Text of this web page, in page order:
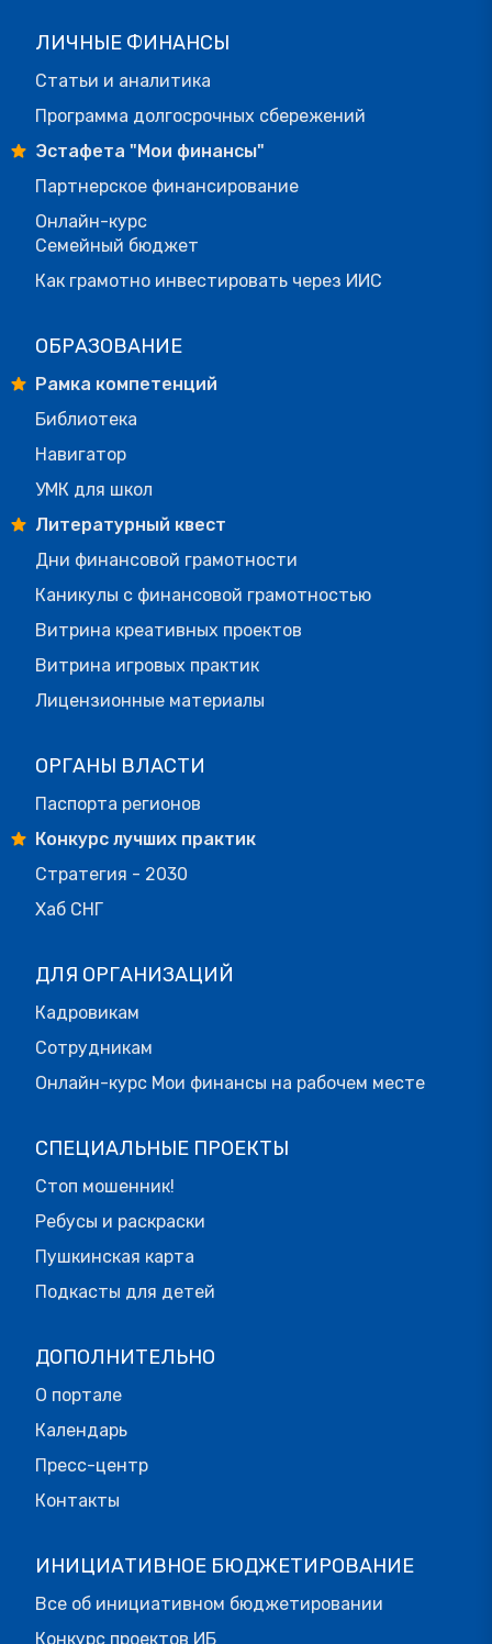
ЛИЧНЫЕ ФИНАНСЫ
Статьи и аналитика
Программа долгосрочных сбережений
Эстафета "Мои финансы"
Партнерское финансирование
Онлайн-курс
Семейный бюджет
Как грамотно инвестировать через ИИС
ОБРАЗОВАНИЕ
Рамка компетенций
Библиотека
Навигатор
УМК для школ
Литературный квест
Дни финансовой грамотности
Каникулы с финансовой грамотностью
Витрина креативных проектов
Витрина игровых практик
Лицензионные материалы
ОРГАНЫ ВЛАСТИ
Паспорта регионов
Конкурс лучших практик
Стратегия - 2030
Хаб СНГ
ДЛЯ ОРГАНИЗАЦИЙ
Кадровикам
Сотрудникам
Онлайн-курс Мои финансы на рабочем месте
СПЕЦИАЛЬНЫЕ ПРОЕКТЫ
Стоп мошенник!
Ребусы и раскраски
Пушкинская карта
Подкасты для детей
ДОПОЛНИТЕЛЬНО
О портале
Календарь
Пресс-центр
Контакты
ИНИЦИАТИВНОЕ БЮДЖЕТИРОВАНИЕ
Все об инициативном бюджетировании
Конкурс проектов ИБ